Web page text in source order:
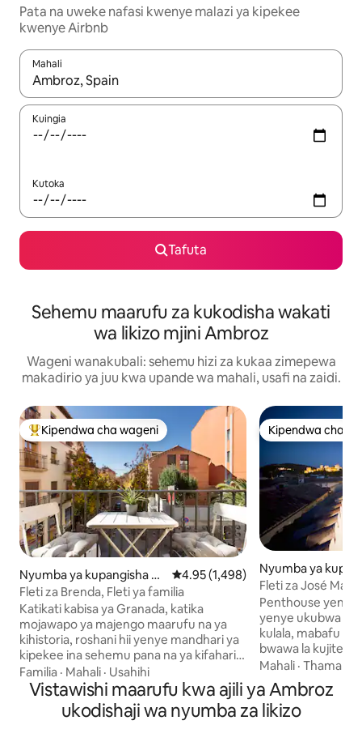
Pata na uweke nafasi kwenye malazi ya kipekee
kwenye Airbnb
Mahali
Wakati matokeo yanapatikana, vinjari kwa kutumia vitufe vya
Kuingia
Kutoka
Tafuta
Sehemu maarufu za kukodisha wakati
wa likizo mjini Ambroz
Wageni wanakubali: sehemu hizi za kukaa zimepewa
makadirio ya juu kwa upande wa mahali, usafi na zaidi.
Kipendwa maarufu cha wageni
Kipendwa cha wageni
Nyumba ya kupangisha hu
ko Realejo-San Matías
Ukadiriaji wa wastani wa 4.95 kati
4.95 (1,498)
Fleti za Brenda, Fleti ya familia
Katikati kabisa ya Granada, katika
mojawapo ya majengo maarufu na ya
kihistoria, roshani hii yenye mandhari ya
kipekee ina sehemu pana na ya kifahari
ambapo unaweza kupumzika baada ya
siku yenye shughuli nyingi. Kwa sababu
ya eneo la kati la nyumba hii, wewe na
wako mtakuwa na kila kitu karibu nanyi.
Familia · Mahali · Usahihi
Kipendwa cha
Kipendwa cha
Nyumba ya
ko Albaicín
Fleti za José
vyumba 3 vya
Penthouse yenye
yenye ukubwa wa
kulala, mabafu 3,
bwawa la
ya Alhambra,
Jiko lililo kamili
cha watu 10. Sehemu za ndani
zimepambwa
Mahali ·Thamani
Vistawishi maarufu kwa ajili ya Ambroz
ukodishaji wa nyumba za likizo